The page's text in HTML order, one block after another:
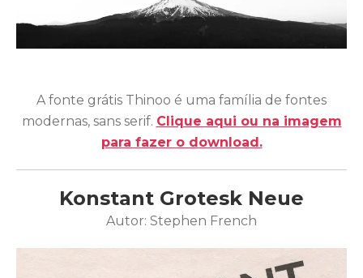
A fonte grátis Thinoo é uma família de fontes
modernas, sans serif. Clique aqui ou na imagem
para fazer o download.
Konstant Grotesk Neue
Autor: Stephen French